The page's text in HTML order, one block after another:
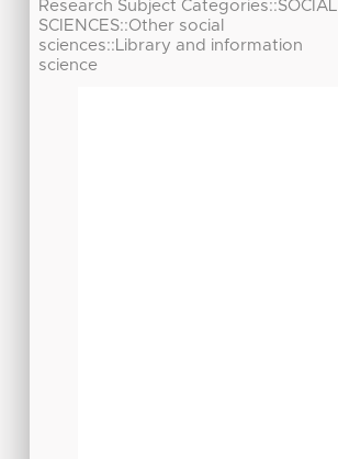
Research Subject Categories::SOCIAL
SCIENCES::Other social
sciences::Library and information
science